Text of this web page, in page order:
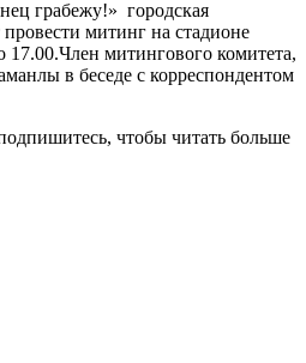
грабежу!» городская
митинг на стадионе
митингового комитета,
в беседе с корреспондентом
чтобы читать больше